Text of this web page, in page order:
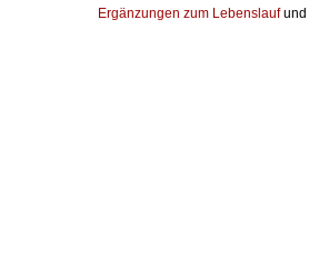
Ergänzungen zum Lebenslaufund